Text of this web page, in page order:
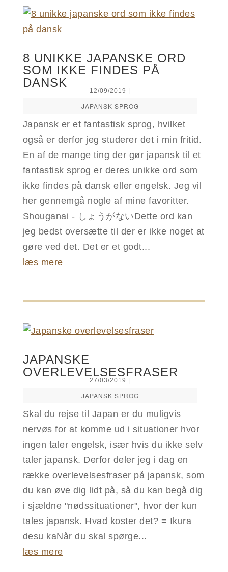
8 UNIKKE JAPANSKE ORD
SOM IKKE FINDES PÅ
DANSK
12/09/2019
JAPANSK SPROG
Japansk er et fantastisk sprog, hvilket
også er derfor jeg studerer det i min fritid.
En af de mange ting der gør japansk til et
fantastisk sprog er deres unikke ord som
ikke findes på dansk eller engelsk. Jeg vil
her gennemgå nogle af mine favoritter.
Shouganai - しょうがないDette ord kan
jeg bedst oversætte til der er ikke noget at
gøre ved det. Det er et godt...
læs mere
JAPANSKE
OVERLEVELSESFRASER
27/03/2019
JAPANSK SPROG
Skal du rejse til Japan er du muligvis
nervøs for at komme ud i situationer hvor
ingen taler engelsk, især hvis du ikke selv
taler japansk. Derfor deler jeg i dag en
række overlevelsesfraser på japansk, som
du kan øve dig lidt på, så du kan begå dig
i sjældne "nødssituationer", hvor der kun
tales japansk. Hvad koster det? = Ikura
desu kaNår du skal spørge...
læs mere